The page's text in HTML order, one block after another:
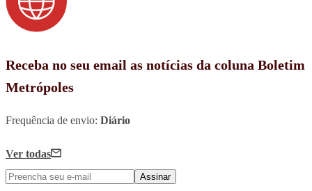
Receba no seu email as notícias da coluna Boletim
Metrópoles
Frequência de envio: Diário
Ver todas
Assinar